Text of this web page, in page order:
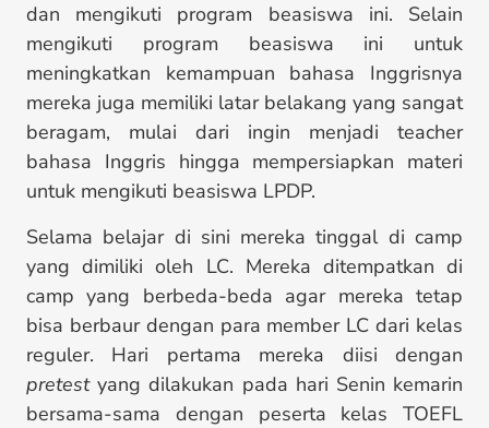
dan mengikuti program beasiswa ini. Selain
mengikuti program beasiswa ini untuk
meningkatkan kemampuan bahasa Inggrisnya
mereka juga memiliki latar belakang yang sangat
beragam, mulai dari ingin menjadi teacher
bahasa Inggris hingga mempersiapkan materi
untuk mengikuti beasiswa LPDP.
Selama belajar di sini mereka tinggal di camp
yang dimiliki oleh LC. Mereka ditempatkan di
camp yang berbeda-beda agar mereka tetap
bisa berbaur dengan para member LC dari kelas
reguler. Hari pertama mereka diisi dengan
pretestyang dilakukan pada hari Senin kemarin
bersama-sama dengan peserta kelas TOEFL